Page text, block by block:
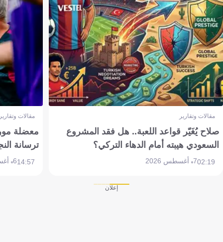
مقالات وتقارير
صلاح يُغَيّر قواعد اللعبة.. هل فقد المشروع
السعودي هيبته أمام الدهاء التركي؟
02:197 أغسطس 2026
مقالات
معضلة
ترسانة
14:576 أغسطس 2026
إعلان